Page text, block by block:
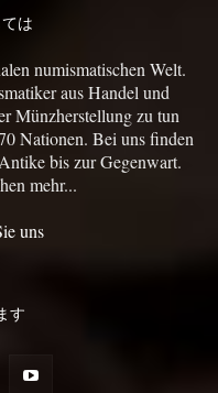
は
numismatischen Welt.
aus Handel und
Münzherstellung zu tun
Nationen. Bei uns finden
bis zur Gegenwart.
mehr...
uns
す